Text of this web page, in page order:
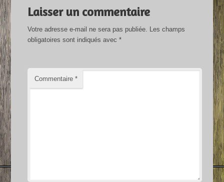
Laisser un commentaire
Votre adresse e-mail ne sera pas publiée. Les champs
obligatoires sont indiqués avec*
Commentaire*